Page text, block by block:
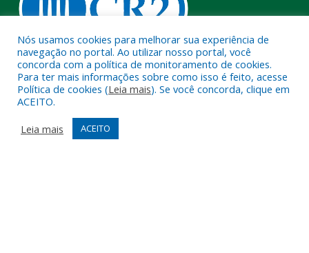
Muito mais quecriar siteousistema para prefeituras!
Realizamos umaassessoriacompleta, onde garantimos em
contrato que todas as exigências das
serão atendidas.
Nós usamos cookies para melhorar sua experiência de
navegação no portal. Ao utilizar nosso portal, você
concorda com a política de monitoramento de cookies.
Para ter mais informações sobre como isso é feito, acesse
Política de cookies (Leia mais). Se você concorda, clique em
ACEITO.
Leia mais
ACEITO